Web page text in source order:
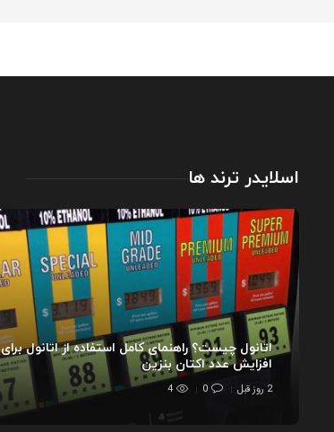
اسلایدر ترند ها
اتانول چیست؟ راهنمای کامل استفاده از اتانول برای
افزایش عدد اکتان بنزین
2 روز قبل 0
4